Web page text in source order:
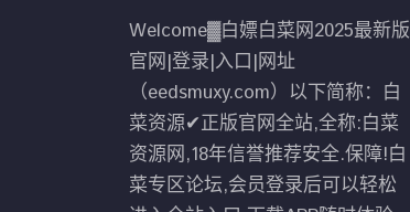
Welcome▓白嫖白菜网2025最新版
官网|登录|入口|网址
（eedsmuxy.com）以下简称：白
菜资源✔正版官网全站,全称:白菜
资源网,18年信誉推荐安全.保障!白
菜专区论坛,会员登录后可以轻松